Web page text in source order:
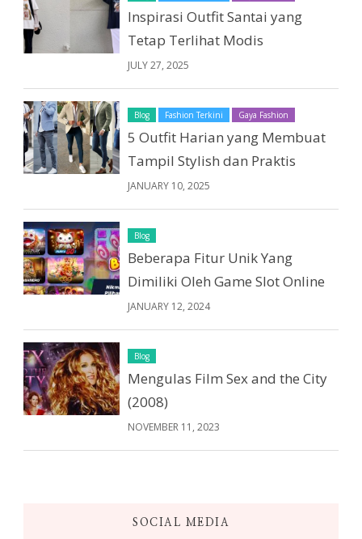
Inspirasi Outfit Santai yang
Tetap Terlihat Modis
JULY 27, 2025
Blog Fashion Terkini Gaya Fashion
5 Outfit Harian yang Membuat
Tampil Stylish dan Praktis
JANUARY 10, 2025
Blog
Beberapa Fitur Unik Yang
Dimiliki Oleh Game Slot Online
JANUARY 12, 2024
Blog
Mengulas Film Sex and the City
(2008)
NOVEMBER 11, 2023
SOCIAL MEDIA